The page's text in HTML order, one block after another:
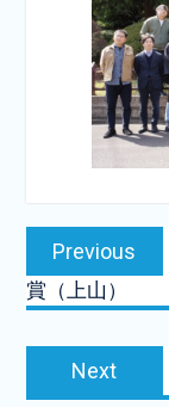
投
ナ
ビ
Previous
賞（上山）
Next